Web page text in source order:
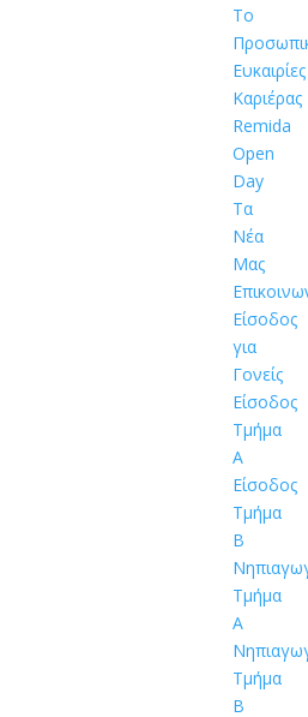
Το
Ευκαιρίες
Καριέρας
Remida
Open
Day
Τα
Νέα
Μας
Είσοδος
για
Γονείς
Είσοδος
Τμήμα
Α
Είσοδος
Τμήμα
Β
Τμήμα
Α
Τμήμα
Β